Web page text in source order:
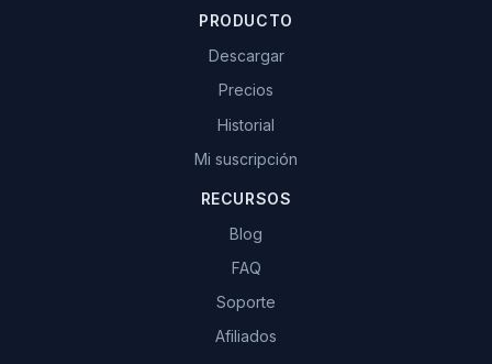
PRODUCTO
Descargar
Precios
Historial
Mi suscripción
RECURSOS
Blog
FAQ
Soporte
Afiliados